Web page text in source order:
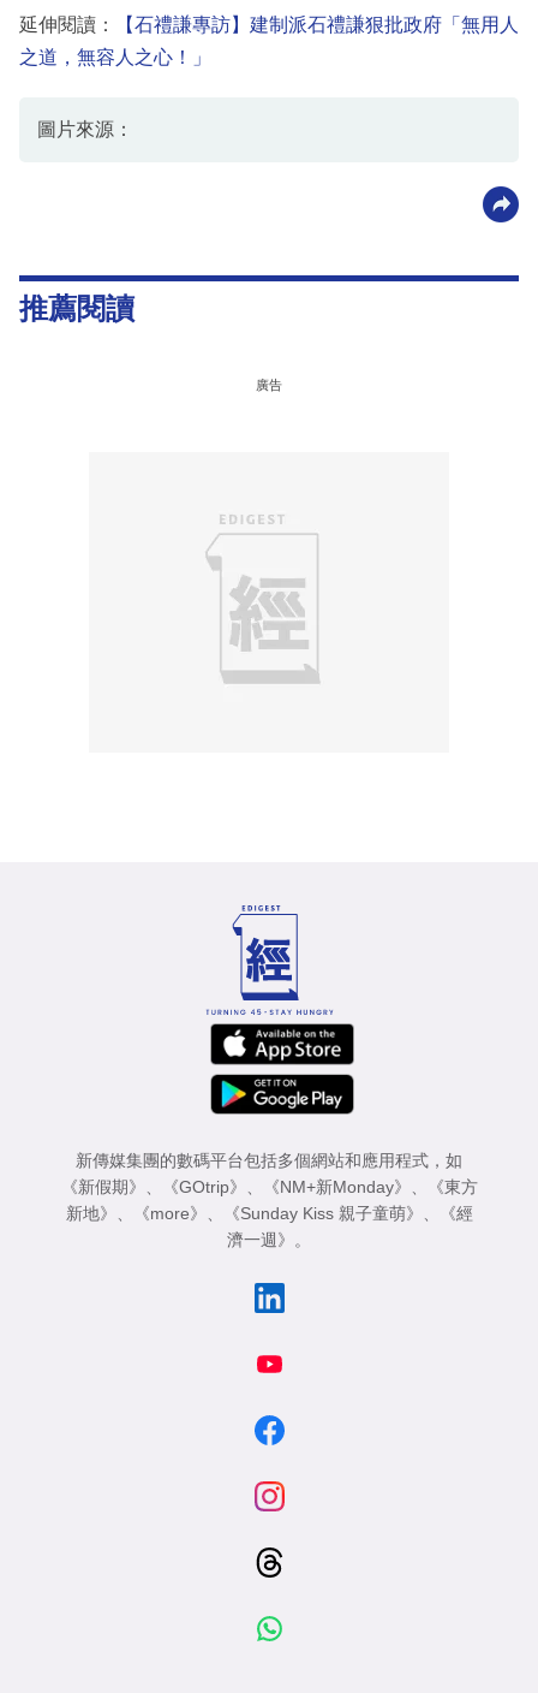
延伸閱讀：
【石禮謙專訪】建制派石禮謙狠批政府「無用人
之道，無容人之心！」
圖片來源：
推薦閱讀
廣告
新傳媒集團的數碼平台包括多個網站和應用程式，如
《新假期》
《GOtrip》 《NM+新Monday》
《東方
新地》
《more》 《Sunday Kiss 親子童萌》
《經
濟一週》
。